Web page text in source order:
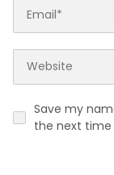
Save my
the next